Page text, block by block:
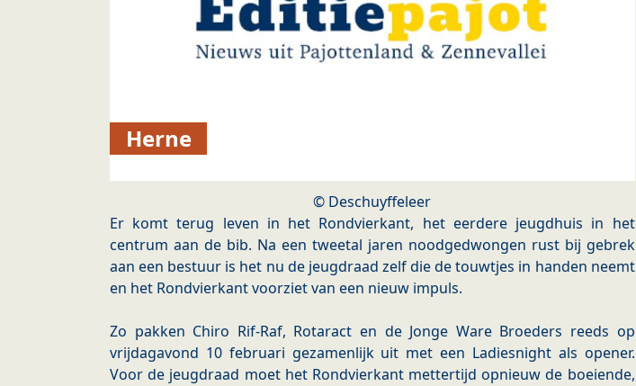
Herne
© Deschuyffeleer
Er komt terug leven in het Rondvierkant, het eerdere jeugdhuis in het
centrum aan de bib. Na een tweetal jaren noodgedwongen rust bij gebrek
aan een bestuur is het nu de jeugdraad zelf die de touwtjes in handen neemt
en het Rondvierkant voorziet van een nieuw impuls.
Zo pakken Chiro Rif-Raf, Rotaract en de Jonge Ware Broeders reeds op
vrijdagavond 10 februari gezamenlijk uit met een Ladiesnight als opener.
Voor de jeugdraad moet het Rondvierkant mettertijd opnieuw de boeiende,